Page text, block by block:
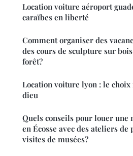
Location voiture aéroport
caraïbes en liberté
Comment organiser des
des cours de sculpture sur
forêt?
Location voiture lyon : le
dieu
Quels conseils pour louer une
en Écosse avec des ateliers de
visites de musées?